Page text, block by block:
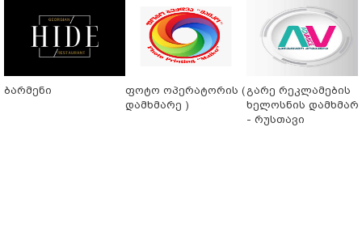
ბარმენი
ფოტო ოპერატორის (
დამხმარე )
გარე რეკლამების
ხელოსნის
- რუსთავი